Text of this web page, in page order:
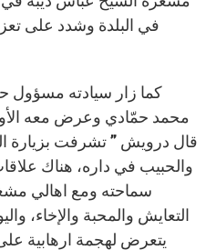
في البلدة وشدد على
كما زار سيادته مسؤول
محمد حمّادي وعرض معه
قال درويش ” تشرفت بزيارة
والحبيب في داره، هناك
سماحته ومع اهالي
التعايش والمحبة والإخاء،
يتعرض لهجمة ارهابية